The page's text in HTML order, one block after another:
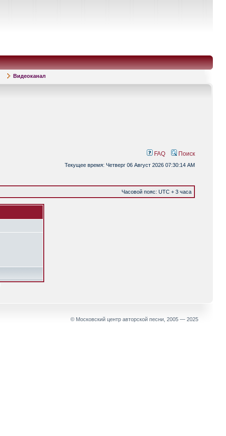
Видеоканал
FAQ Поиск
Текущее время: Четверг 06 Август 2026 07:30:14 AM
Часовой пояс: UTC + 3 часа
© Московский центр авторской песни, 2005 — 2025